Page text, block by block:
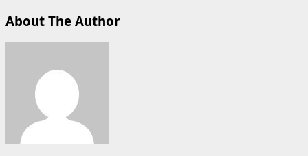
About The Author